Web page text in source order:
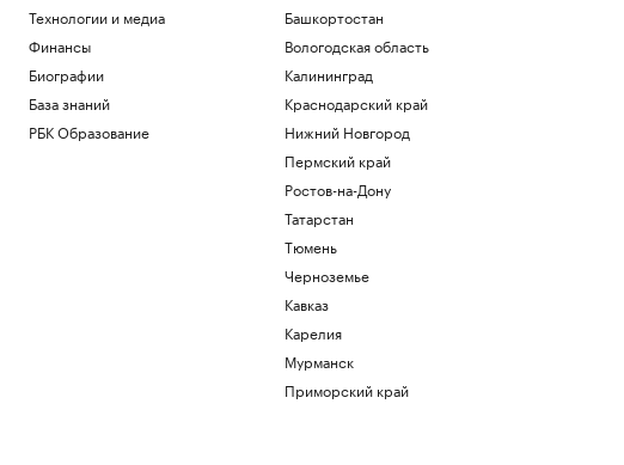
Технологии и медиа
Финансы
Биографии
База знаний
РБК Образование
Башкортостан
Вологодская область
Калининград
Краснодарский край
Нижний Новгород
Пермский край
Ростов-на-Дону
Татарстан
Тюмень
Черноземье
Кавказ
Карелия
Мурманск
Приморский край